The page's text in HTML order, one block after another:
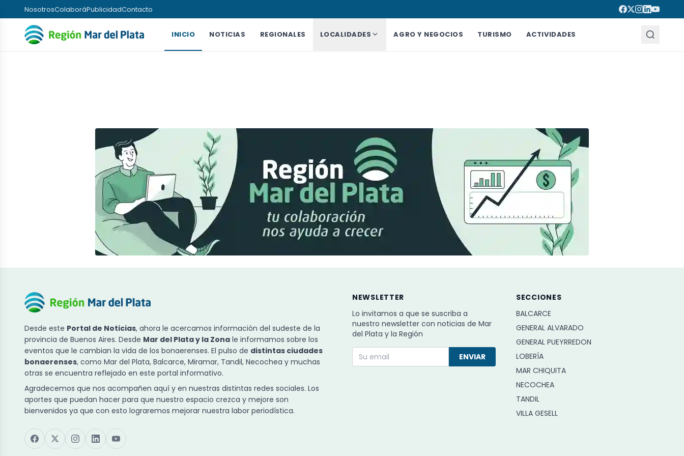
NosotrosColaboráPublicidadContacto
INICIO NOTICIAS REGIONALES LOCALIDADES AGRO Y NEGOCIOS TURISMO ACTIVIDADES
Desde este Portal de Noticias, ahora le acercamos información del sudeste de la
provincia de Buenos Aires. Desde Mar del Plata y la Zona le informamos sobre los
eventos que le cambian la vida de los bonaerenses. El pulso de distintas ciudades
bonaerenses, como Mar del Plata, Balcarce, Miramar, Tandil, Necochea y muchas
otras se encuentra reflejado en este portal informativo.
Agradecemos que nos acompañen aquí y en nuestras distintas redes sociales. Los
aportes que puedan hacer para que nuestro espacio crezca y mejore son
bienvenidos ya que con esto lograremos mejorar nuestra labor periodística.
NEWSLETTER
Lo invitamos a que se suscriba a
nuestro newsletter con noticias de Mar
del Plata y la Región
ENVIAR
SECCIONES
BALCARCE
GENERAL ALVARADO
GENERAL PUEYRREDON
LOBERÍA
MAR CHIQUITA
NECOCHEA
TANDIL
VILLA GESELL